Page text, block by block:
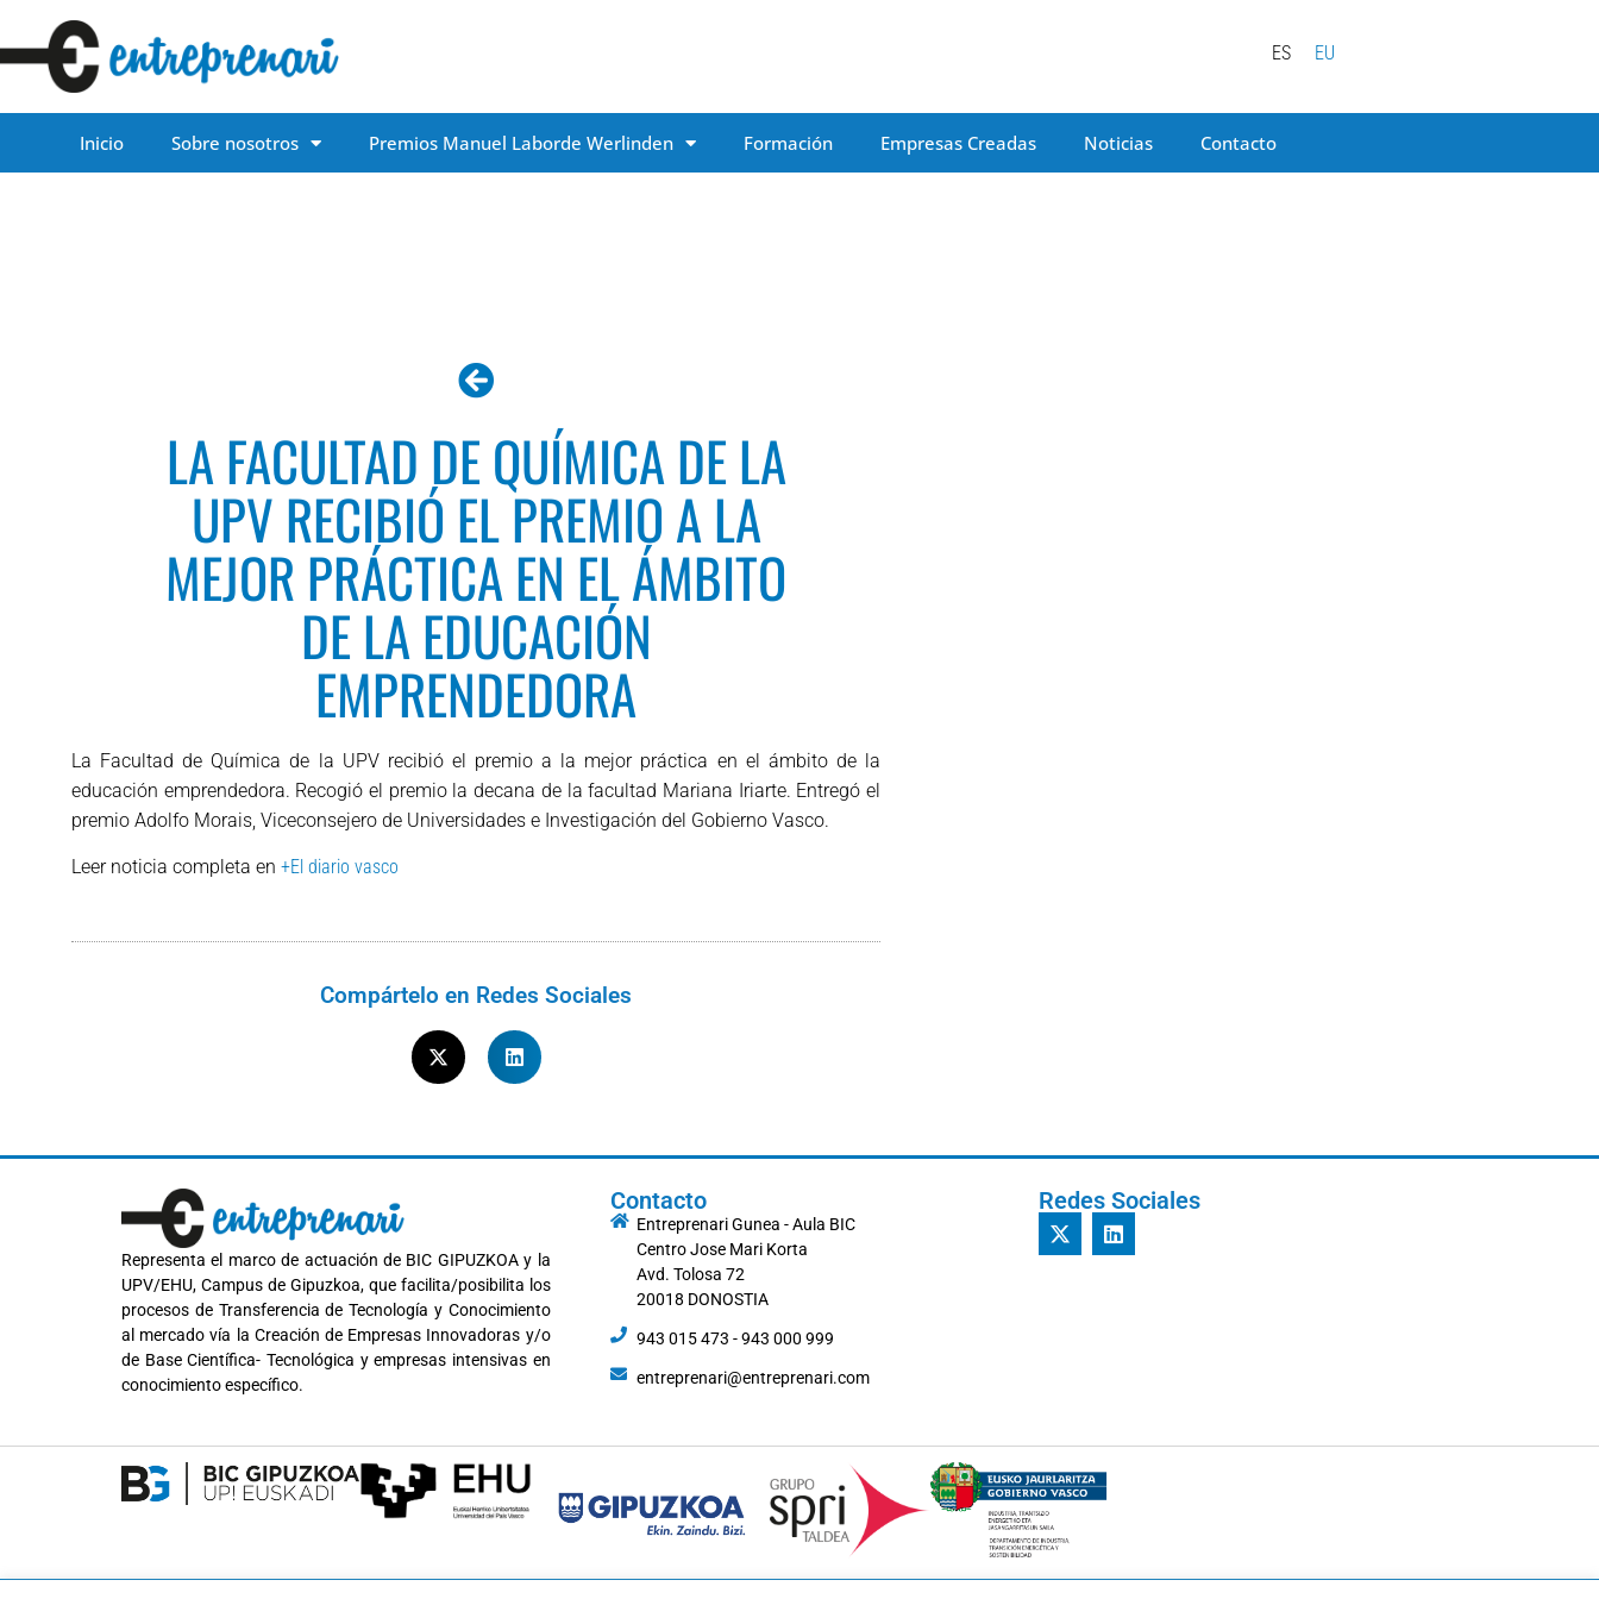
ES EU
Inicio Sobre nosotros Premios Manuel Laborde Werlinden Formación Empresas Creadas Noticias Contacto
LA FACULTAD DE QUÍMICA DE LA
UPV RECIBIÓ EL PREMIO A LA
MEJOR PRÁCTICA EN EL ÁMBITO
DE LA EDUCACIÓN
EMPRENDEDORA
La Facultad de Química de la UPV recibió el premio a la mejor práctica en el ámbito de la
educación emprendedora. Recogió el premio la decana de la facultad Mariana Iriarte. Entregó el
premio Adolfo Morais, Viceconsejero de Universidades e Investigación del Gobierno Vasco.
Leer noticia completa en +El diario vasco
Compártelo en Redes Sociales
Representa el marco de actuación de BIC GIPUZKOA y la
UPV/EHU, Campus de Gipuzkoa, que facilita/posibilita los
procesos de Transferencia de Tecnología y Conocimiento
al mercado vía la Creación de Empresas Innovadoras y/o
de Base Científica- Tecnológica y empresas intensivas en
conocimiento específico.
Contacto
Entreprenari Gunea - Aula BIC
Centro Jose Mari Korta
Avd. Tolosa 72
20018 DONOSTIA
943 015 473 - 943 000 999
entreprenari@entreprenari.com
Redes Sociales